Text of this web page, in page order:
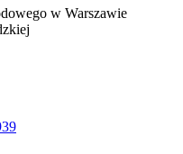
w Warszawie